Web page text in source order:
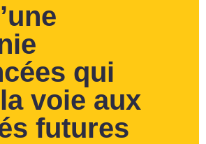
qui
voie aux
futures​